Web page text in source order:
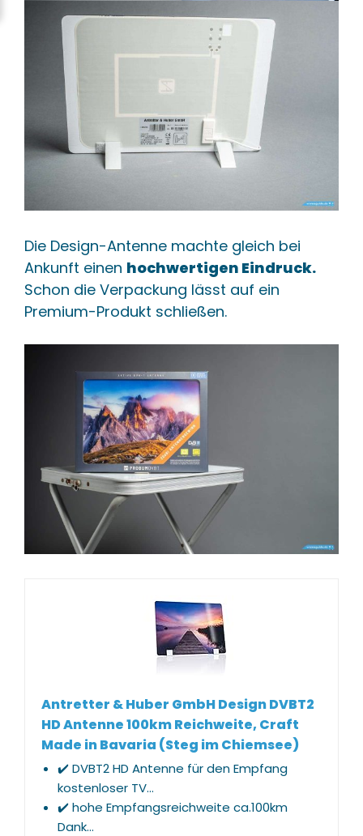
Die Design-Antenne machte gleich bei
Ankunft einen hochwertigen Eindruck.
Schon die Verpackung lässt auf ein
Premium-Produkt schließen.
Antretter & Huber GmbH Design DVBT2
HD Antenne 100km Reichweite, Craft
Made in Bavaria (Steg im Chiemsee)
✔️ DVBT2 HD Antenne für den Empfang
kostenloser TV...
✔️ hohe Empfangsreichweite ca.100km
Dank...